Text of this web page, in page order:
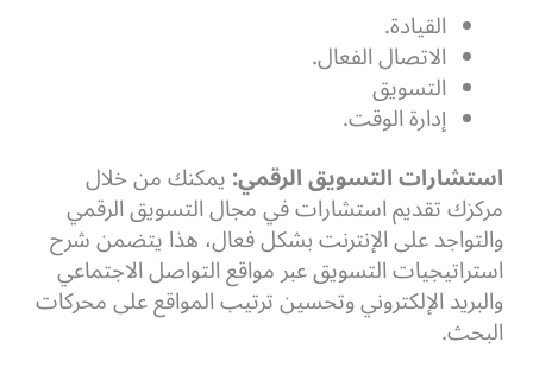
القيادة.
الاتصال الفعال.
التسويق
إدارة الوقت.
استشارات التسويق الرقمي:يمكنك من خلال
مركزك تقديم استشارات في مجال التسويق الرقمي
والتواجد على الإنترنت بشكل فعال، هذا يتضمن شرح
استراتيجيات التسويق عبر مواقع التواصل الاجتماعي
والبريد الإلكتروني وتحسين ترتيب المواقع على محركات
البحث.